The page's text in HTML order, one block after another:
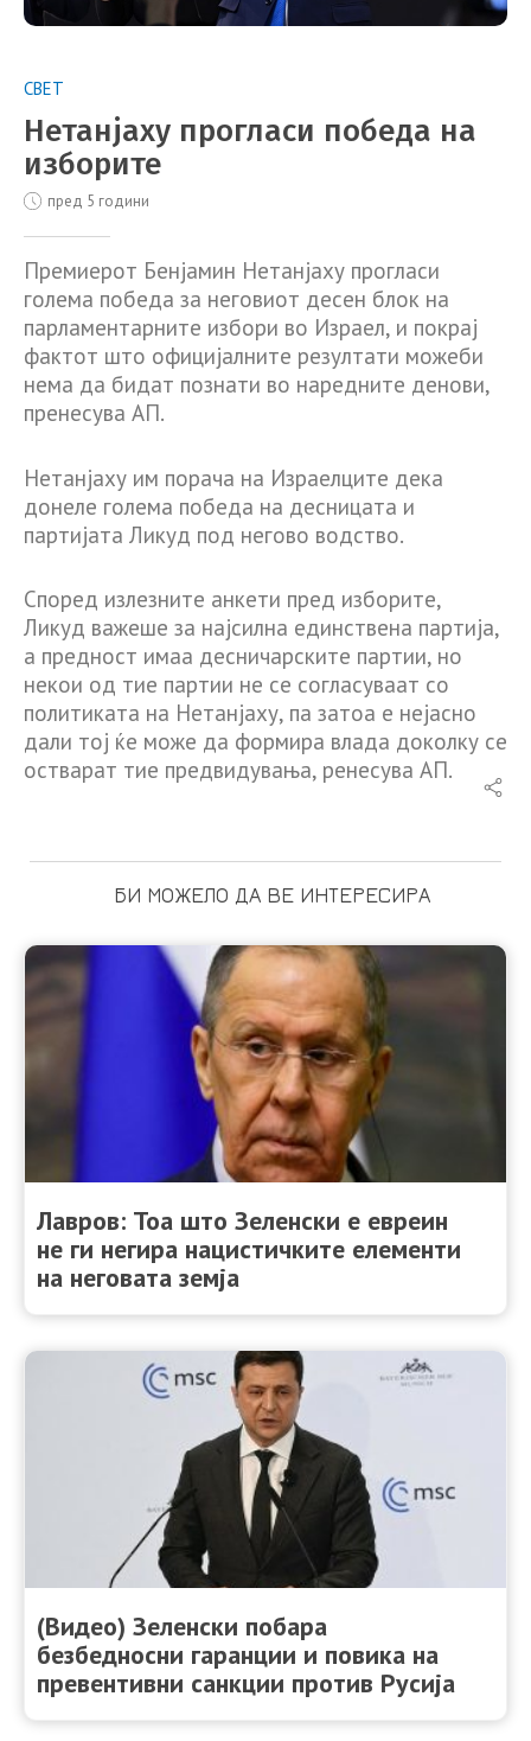
СВЕТ
Нетанјаху прогласи победа на
изборите
пред 5 години
Премиерот Бенјамин Нетанјаху прогласи
голема победа за неговиот десен блок на
парламентарните избори во Израел, и покрај
фактот што официјалните резултати можеби
нема да бидат познати во наредните денови,
пренесува АП.
Нетанјаху им порача на Израелците дека
донеле голема победа на десницата и
партијата Ликуд под негово водство.
Според излезните анкети пред изборите,
Ликуд важеше за најсилна единствена партија,
а предност имаа десничарските партии, но
некои од тие партии не се согласуваат со
политиката на Нетанјаху, па затоа е нејасно
дали тој ќе може да формира влада доколку се
остварат тие предвидувања, ренесува АП.
БИ МОЖЕЛО ДА ВЕ ИНТЕРЕСИРА
Лавров: Тоа што Зеленски е евреин
не ги негира нацистичките елементи
на неговата земја
(Видео) Зеленски побара
безбедносни гаранции и повика на
превентивни санкции против Русија